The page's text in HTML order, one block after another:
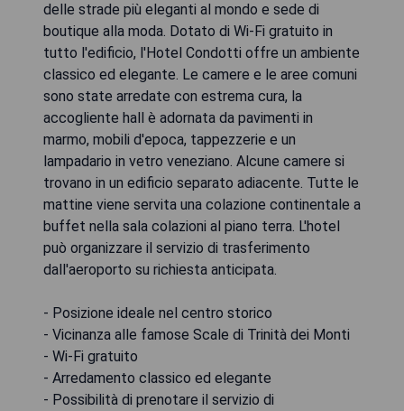
delle strade più eleganti al mondo e sede di
boutique alla moda. Dotato di Wi-Fi gratuito in
tutto l'edificio, l'Hotel Condotti offre un ambiente
classico ed elegante. Le camere e le aree comuni
sono state arredate con estrema cura, la
accogliente hall è adornata da pavimenti in
marmo, mobili d'epoca, tappezzerie e un
lampadario in vetro veneziano. Alcune camere si
trovano in un edificio separato adiacente. Tutte le
mattine viene servita una colazione continentale a
buffet nella sala colazioni al piano terra. L'hotel
può organizzare il servizio di trasferimento
dall'aeroporto su richiesta anticipata.
- Posizione ideale nel centro storico
- Vicinanza alle famose Scale di Trinità dei Monti
- Wi-Fi gratuito
- Arredamento classico ed elegante
- Possibilità di prenotare il servizio di